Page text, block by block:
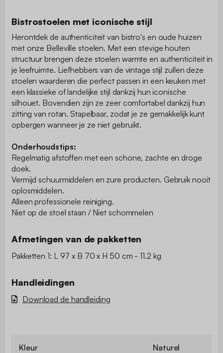
Bistrostoelen met iconische stijl
Herontdek de authenticiteit van bistro's en oude huizen
met onze Belleville stoelen. Met een stevige houten
structuur brengen deze stoelen warmte en authenticiteit in
je leefruimte. Liefhebbers van de vintage stijl zullen deze
stoelen waarderen die perfect passen in een keuken met
een klassieke of landelijke stijl dankzij hun iconische
silhouet. Bovendien zijn ze zeer comfortabel dankzij hun
zitting van rotan. Stapelbaar, zodat je ze gemakkelijk kunt
opbergen wanneer je ze niet gebruikt.
Onderhoudstips:
Regelmatig afstoffen met een schone, zachte en droge
doek.
Vermijd schuurmiddelen en zure producten. Gebruik nooit
oplosmiddelen.
Alleen professionele reiniging.
Niet op de stoel staan / Niet schommelen
Afmetingen van de pakketten
Pakketten 1: L 97 x B 70 x H 50 cm - 11.2 kg
Handleidingen
Download de handleiding
Kleur Naturel